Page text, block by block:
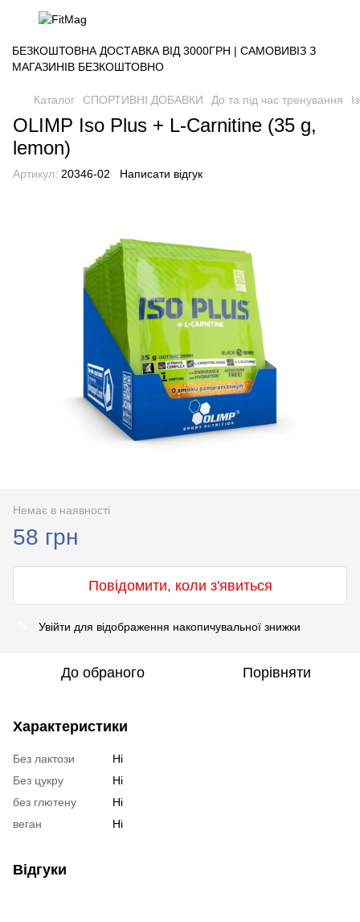
БЕЗКОШТОВНА ДОСТАВКА ВІД 3000ГРН | САМОВИВІЗ З
МАГАЗИНІВ БЕЗКОШТОВНО
Каталог СПОРТИВНІ ДОБАВКИ До та під час тренування
OLIMP Iso Plus + L-Carnitine (35 g,
lemon)
Артикул: 20346-02 Написати відгук
Немає в наявності
58 грн
Повідомити, коли з'явиться
Увійти для відображення накопичувальної знижки
До обраного Порівняти
Характеристики
Без лактози
Ні
Без цукру
Ні
без глютену
Ні
веган
Ні
Відгуки